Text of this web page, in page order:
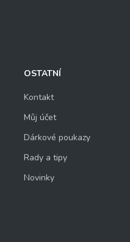
OSTATNÍ
Kontakt
Můj účet
Dárkové poukazy
Rady a tipy
Novinky